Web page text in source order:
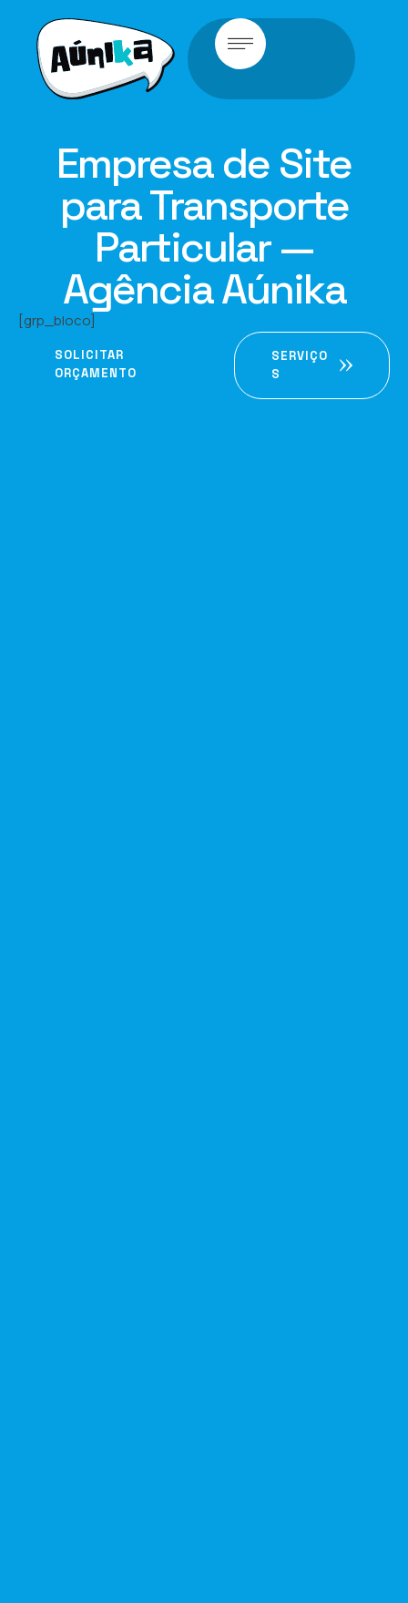
Empresa de Site
para Transporte
Particular —
Agência Aúnika
[grp_bloco]
SOLICITAR
ORÇAMENTO
SERVIÇO
S